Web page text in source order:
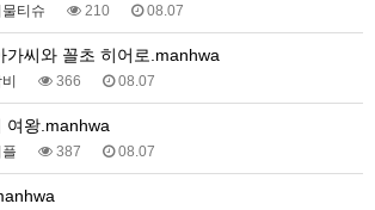
티슈 210 08.07
가씨와 꼴초 히어로.manhwa
366 08.07
여왕.manhwa
387 08.07